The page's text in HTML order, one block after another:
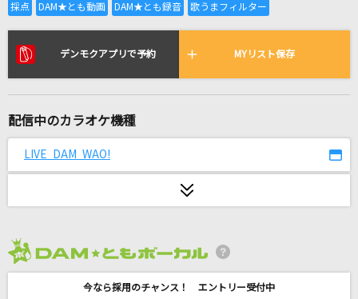
全国りれき
リアルタイムで歌われている曲の一覧
[生音]カシスオレンジ
[生音]やってみよう
デンモクアプリで予約 MYリスト保存
配信中のカラオケ機種
LIVE DAM WAO!
今なら採用のチャンス！ エントリー受付中